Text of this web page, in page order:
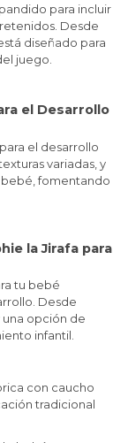
para incluir
Desde
diseñado para
juego.
el Desarrollo
el desarrollo
variadas, y
bebé, fomentando
la Jirafa para
tu bebé
Desde
opción de
infantil.
con caucho
tradicional